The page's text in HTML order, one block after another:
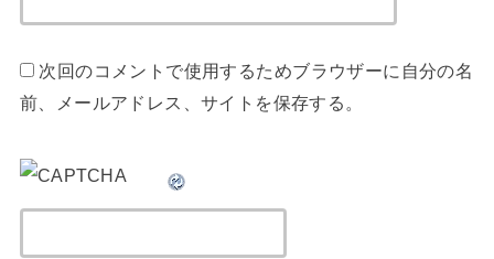
次回のコメントで使用するためブラウザーに自分の名
前、メールアドレス、サイトを保存する。